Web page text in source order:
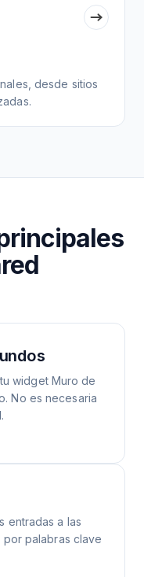
desde sitios
widget Muro de
No es necesaria
entradas a las
palabras clave